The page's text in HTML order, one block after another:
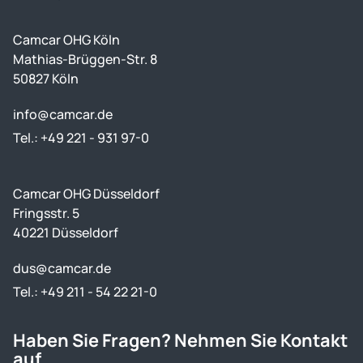
Camcar OHG Köln
Mathias-Brüggen-Str. 8
50827 Köln
info@camcar.de
Tel.: +49 221 - 931 97-0
Camcar OHG Düsseldorf
Fringsstr. 5
40221 Düsseldorf
dus@camcar.de
Tel.: +49 211 - 54 22 21-0
Haben Sie Fragen? Nehmen Sie Kontakt